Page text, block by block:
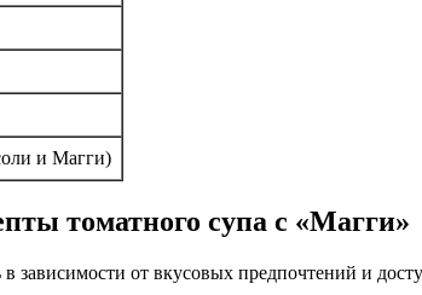
и Магги)
томатного супа с «Магги»
зависимости от вкусовых предпочтений и